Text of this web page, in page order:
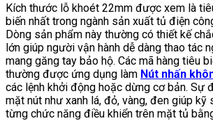
Kích thước lỗ khoét 22mm được xem là
biến nhất trong ngành sản xuất tủ điện
Dòng sản phẩm này thường có thiết kế
lớn giúp người vận hành dễ dàng thao tác
mang găng tay bảo hộ. Các mã hàng tiêu
thường được ứng dụng làm Nút nhấn
các lệnh khởi động hoặc dừng cơ bản. Sự
mặt nút như xanh lá, đỏ, vàng, đen giúp kỹ
từng chức năng điều khiển trên mặt tủ